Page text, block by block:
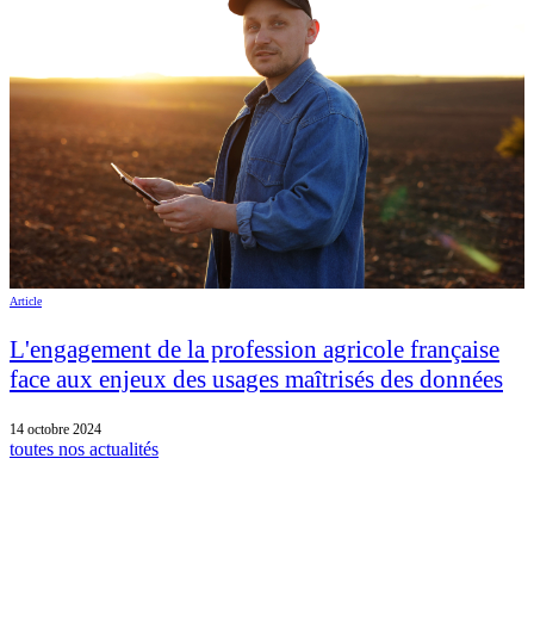
Article
L'engagement de la profession agricole française
face aux enjeux des usages maîtrisés des données
14 octobre 2024
toutes nos actualités